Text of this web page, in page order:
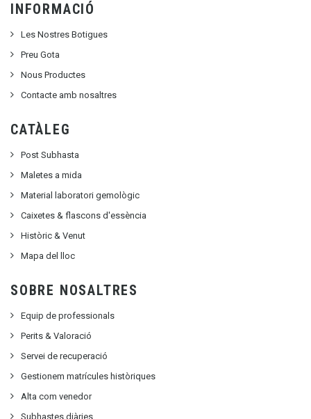
INFORMACIÓ
Les Nostres Botigues
Preu Gota
Nous Productes
Contacte amb nosaltres
CATÀLEG
Post Subhasta
Maletes a mida
Material laboratori gemològic
Caixetes & flascons d'essència
Històric & Venut
Mapa del lloc
SOBRE NOSALTRES
Equip de professionals
Perits & Valoració
Servei de recuperació
Gestionem matrícules històriques
Alta com venedor
Subhastes diàries